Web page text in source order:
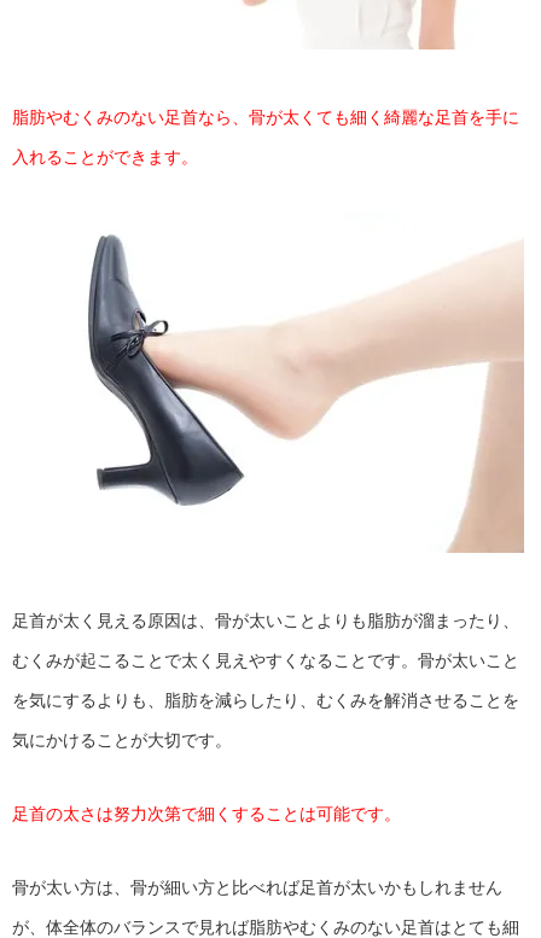
脂肪やむくみのない足首なら、骨が太くても細く綺麗な足首を手に
入れることができます。
足首が太く見える原因は、骨が太いことよりも脂肪が溜まったり、
むくみが起こることで太く見えやすくなることです。骨が太いこと
を気にするよりも、脂肪を減らしたり、むくみを解消させることを
気にかけることが大切です。
足首の太さは努力次第で細くすることは可能です。
骨が太い方は、骨が細い方と比べれば足首が太いかもしれません
が、体全体のバランスで見れば脂肪やむくみのない足首はとても細